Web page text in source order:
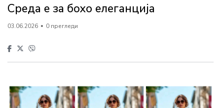
Среда е за бохо елеганција
03.06.2026 0 прегледи